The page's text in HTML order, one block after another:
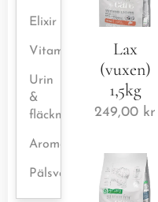
Elixir
Vitaminer/kosttillskott
Urin
&
fläckmedel
Aromaterapi
Pälsvård
Lax
(vuxen)
1,5kg
249,00 kr